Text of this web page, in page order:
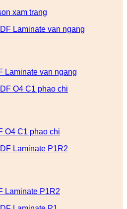
xam trang
Laminate van ngang
O4 C1 phao chi
Laminate P1R2